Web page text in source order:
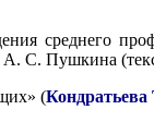
среднего
С. Пушкина
(